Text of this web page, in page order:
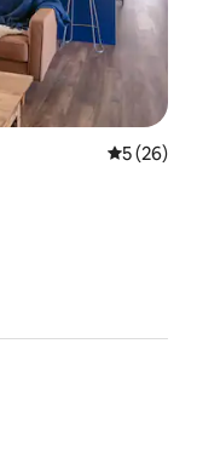
平均评分
5 (26)